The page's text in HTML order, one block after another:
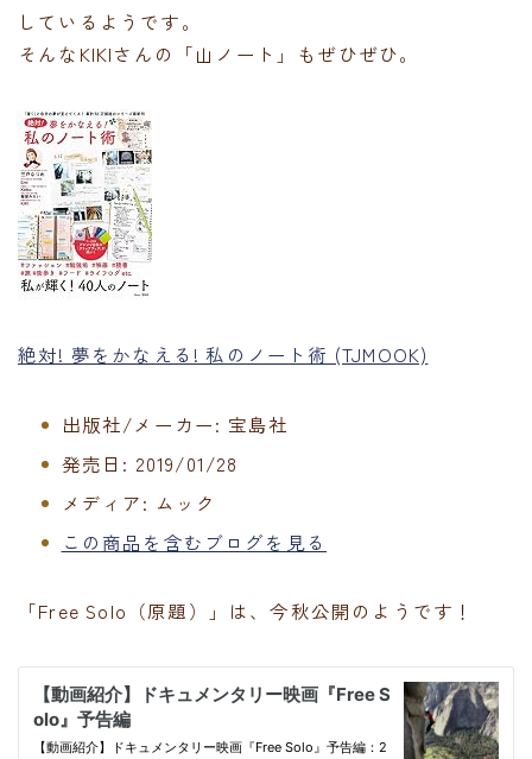
しているようです。
そんなKIKIさんの「山ノート」もぜひぜひ。
絶対! 夢をかなえる! 私のノート術 (TJMOOK)
出版社/メーカー: 宝島社
発売日: 2019/01/28
メディア: ムック
この商品を含むブログを見る
「Free Solo（原題）」は、今秋公開のようです！